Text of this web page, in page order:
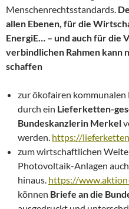
Menschenrechtsstandards.
allen Ebenen, für die
EnergiE… – und auch für die
verbindlichen Rahmen kann
schaffen
zur ökofairen kommunalen
durch ein Lieferketten-
Bundeskanzlerin Merkel
werden. https://
zum wirtschaftlichen
Photovoltaik-Anlagen
hinaus. https://
können Briefe an die